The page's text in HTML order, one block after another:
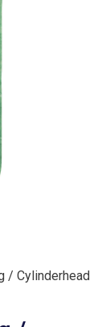
/ Cylinderhead